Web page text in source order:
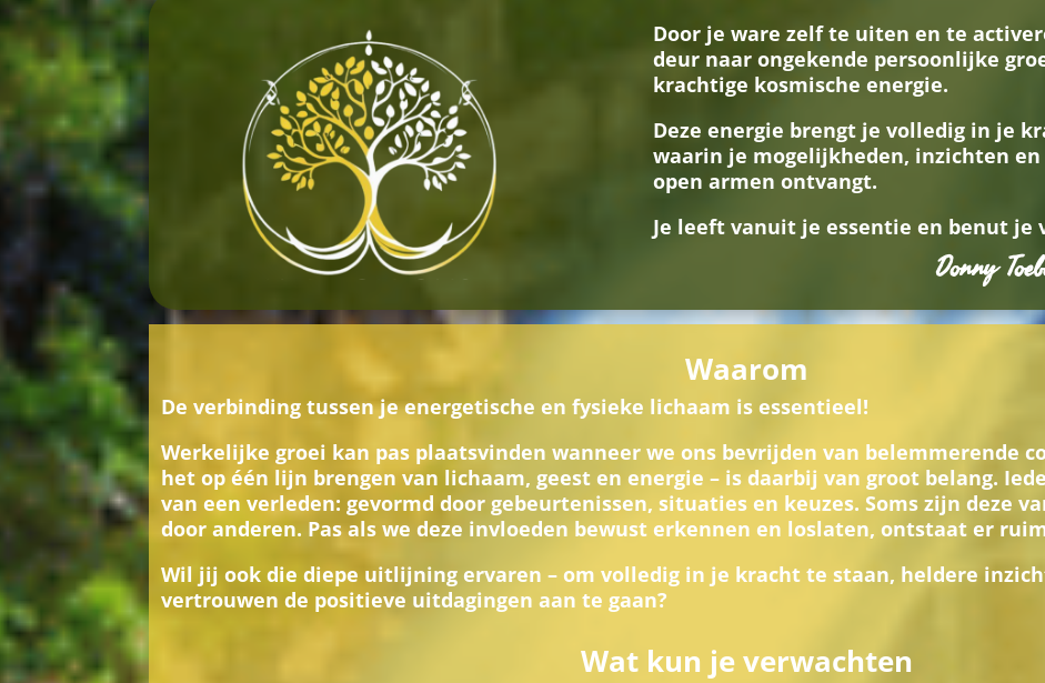
Door je ware zelf te uiten en te
deur naar ongekende persoonlijke
krachtige kosmische energie.
Deze energie brengt je volledig in je
waarin je mogelijkheden, inzichten
open armen ontvangt.
Je leeft vanuit je essentie en benut je
Donny
Waarom
De verbinding tussen je energetische en fysieke lichaam is essentieel!
Werkelijke groei kan pas plaatsvinden wanneer we ons bevrijden van belemmerende
het op één lijn brengen van lichaam, geest en energie – is daarbij van groot belang.
van een verleden: gevormd door gebeurtenissen, situaties en keuzes. Soms zijn deze
door anderen. Pas als we deze invloeden bewust erkennen en loslaten, ontstaat er
Wil jij ook die diepe uitlijning ervaren – om volledig in je kracht te staan, heldere
vertrouwen de positieve uitdagingen aan te gaan?
Wat kun je verwachten